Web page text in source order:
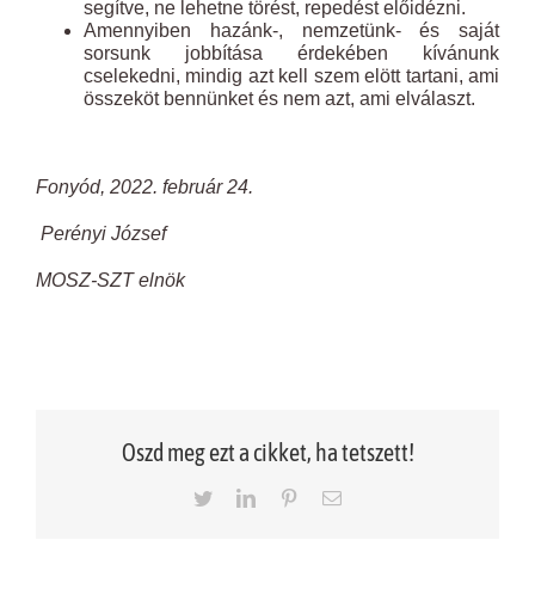
segítve, ne lehetne törést, repedést előidézni.
Amennyiben hazánk-, nemzetünk- és saját
sorsunk jobbítása érdekében kívánunk
cselekedni, mindig azt kell szem elött tartani, ami
összeköt bennünket és nem azt, ami elválaszt.
Fonyód, 2022. február 24.
Perényi József
MOSZ-SZT elnök
Oszd meg ezt a cikket, ha tetszett!
TwitterLinkedInPinterestEmail